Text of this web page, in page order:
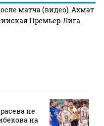
матча (видео). Ахмат
Премьер-Лига.
не
на